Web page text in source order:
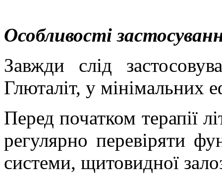
Особливості
Завжди слід
Глюталіт, у мінімальних
Перед початком терапії
регулярно перевіряти
системи, щитовидної